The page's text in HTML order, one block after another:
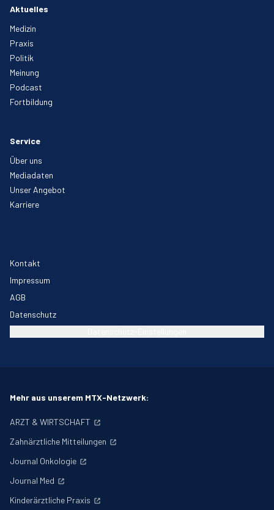
Aktuelles
Medizin
Praxis
Politik
Meinung
Podcast
Fortbildung
Service
Über uns
Mediadaten
Unser Angebot
Karriere
Kontakt
Impressum
AGB
Datenschutz
Mehr aus unserem MTX-Netzwerk:
ARZT & WIRTSCHAFT
Zahnärztliche Mitteilungen
Journal Onkologie
Journal Med
Kinderärztliche Praxis